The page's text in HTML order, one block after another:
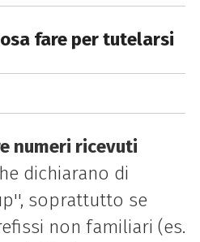
fare per tutelarsi​
numeri ricevuti
dichiarano di
soprattutto se
non familiari (es.